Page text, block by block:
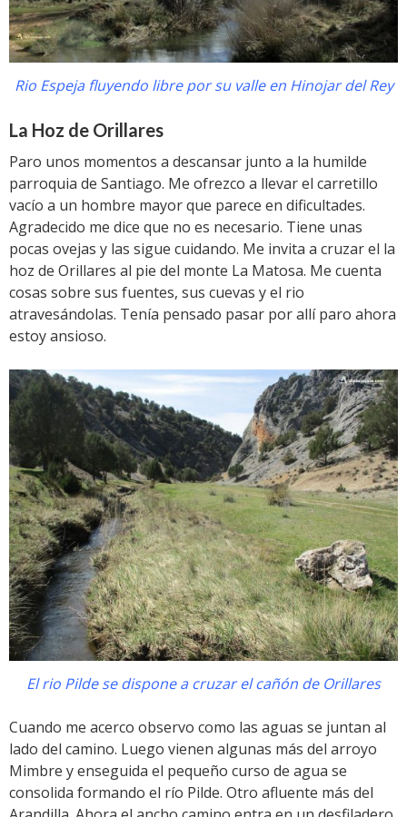
Rio Espeja fluyendo libre por su valle en Hinojar del Rey
La Hoz de Orillares
Paro unos momentos a descansar junto a la humilde
parroquia de Santiago. Me ofrezco a llevar el carretillo
vacío a un hombre mayor que parece en dificultades.
Agradecido me dice que no es necesario. Tiene unas
pocas ovejas y las sigue cuidando. Me invita a cruzar el la
hoz de Orillares al pie del monte La Matosa. Me cuenta
cosas sobre sus fuentes, sus cuevas y el rio
atravesándolas. Tenía pensado pasar por allí paro ahora
estoy ansioso.
El rio Pilde se dispone a cruzar el cañón de Orillares
Cuando me acerco observo como las aguas se juntan al
lado del camino. Luego vienen algunas más del arroyo
Mimbre y enseguida el pequeño curso de agua se
consolida formando el río Pilde. Otro afluente más del